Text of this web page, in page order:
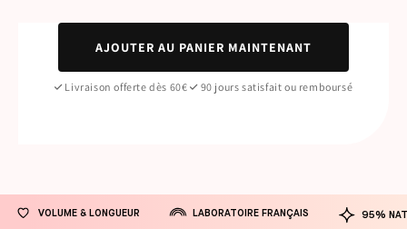
AJOUTER AU PANIER MAINTENANT
Livraison offerte dès 60€ 90 jours satisfait ou remboursé
VOLUME & LONGUEUR LABORATOIRE FRANÇAIS 95%